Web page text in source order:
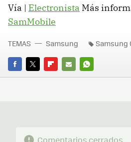
Vía | Electronista Más
SamMobile
FACEBOOK
TWITTERFLIPBOARD
E-
WHATSAPP
TEMAS Samsung Samsung